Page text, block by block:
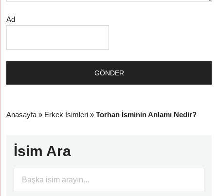
Ad
Anasayfa » Erkek İsimleri »Torhan İsminin Anlamı Nedir?
İsim Ara